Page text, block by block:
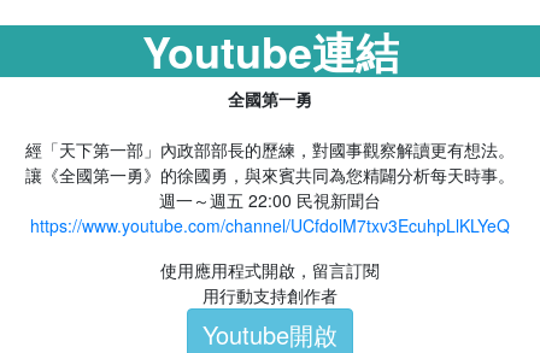
Youtube連結
全國第一勇
經「天下第一部」內政部部長的歷練，對國事觀察解讀更有想法。
讓《全國第一勇》的徐國勇，與來賓共同為您精闢分析每天時事。
週一～週五 22:00 民視新聞台
https://www.youtube.com/channel/UCfdolM7txv3EcuhpLlKLYeQ
使用應用程式開啟，留言訂閱
用行動支持創作者
Youtube開啟